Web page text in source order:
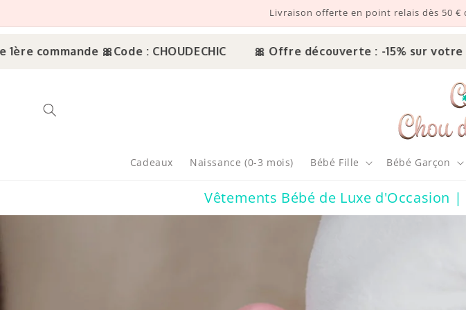
Livraison offerte en point relais dès 50
🎀Code : CHOUDECHIC 🎀 Offre découverte : -15% sur votre 1ère
Cadeaux Naissance (0-3 mois) Bébé Fille Bébé Garçon
Vêtements Bébé de Luxe d'Occasion